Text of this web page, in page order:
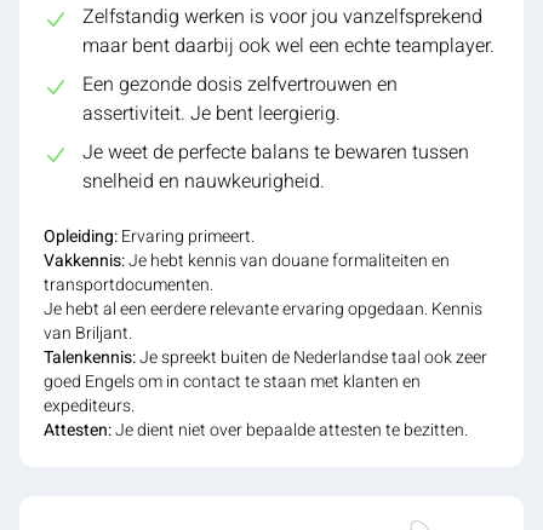
Zelfstandig werken is voor jou vanzelfsprekend
maar bent daarbij ook wel een echte teamplayer.
Een gezonde dosis zelfvertrouwen en
assertiviteit. Je bent leergierig.
Je weet de perfecte balans te bewaren tussen
snelheid en nauwkeurigheid.
Opleiding:Ervaring primeert.
Vakkennis:Je hebt kennis van douane formaliteiten en
transportdocumenten.
Je hebt al een eerdere relevante ervaring opgedaan. Kennis
van Briljant.
Talenkennis:Je spreekt buiten de Nederlandse taal ook zeer
goed Engels om in contact te staan met klanten en
expediteurs.
Attesten:Je dient niet over bepaalde attesten te bezitten.